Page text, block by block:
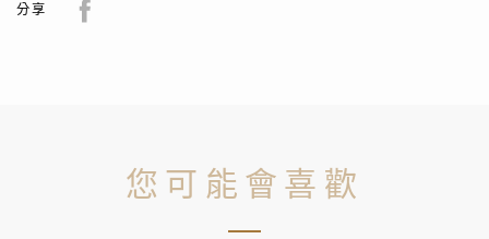
分享
您可能會喜歡